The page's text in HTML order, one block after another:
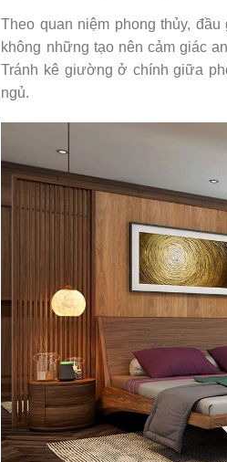
Theo quan niệm phong thủy,
không những tạo nên cảm giác
Tránh kê giường ở chính giữa
ngủ.